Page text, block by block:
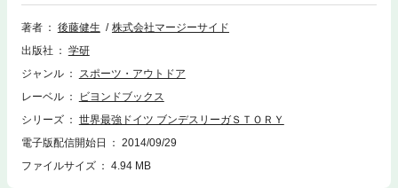
サッカーのみならず文化的背景や社会構造の変遷を辿りながら、ブンデス
リーガの魅力と強さの真髄を考察する。後藤健生が選ぶドイツ代表歴代ベ
著者 後藤健生
株式会社マージーサイド
出版社
学研
ジャンル
スポーツ・アウトドア
レーベル
ビヨンドブックス
シリーズ
世界最強ドイツ ブンデスリーガＳＴＯＲＹ
電子版配信開始日
2014/09/29
ファイルサイズ
4.94 MB